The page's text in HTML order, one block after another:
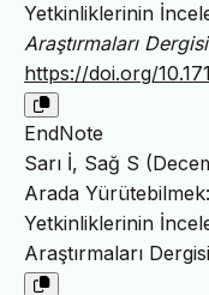
Yetkinliklerinin
Araştırmaları Dergisi
https://doi.org/
EndNote
Sarı İ, Sağ S
Arada
Yetkinliklerinin
Araştırmaları